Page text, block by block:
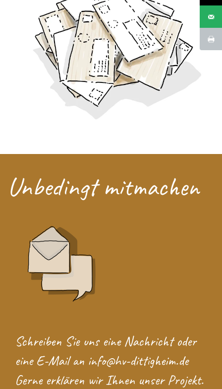
Unbedingt mitmachen
Schreiben Sie uns eine Nachrichtoder
eine E-Mail an info@hv-dittigheim.de
Gerne erklären wir Ihnen unser Projekt.